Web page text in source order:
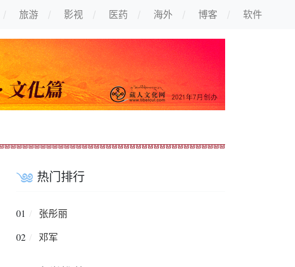
旅游 影视 医药 海外 博客 软件
热门排行
01 张彤丽
02 邓军